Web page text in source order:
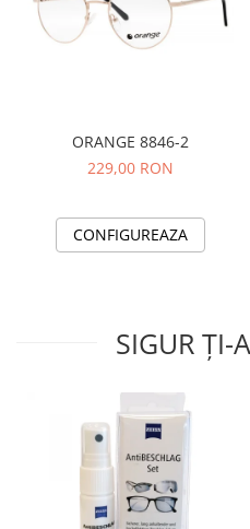
ORANGE 8846-2
229,00 RON
CONFIGUREAZA
SIGUR ȚI-